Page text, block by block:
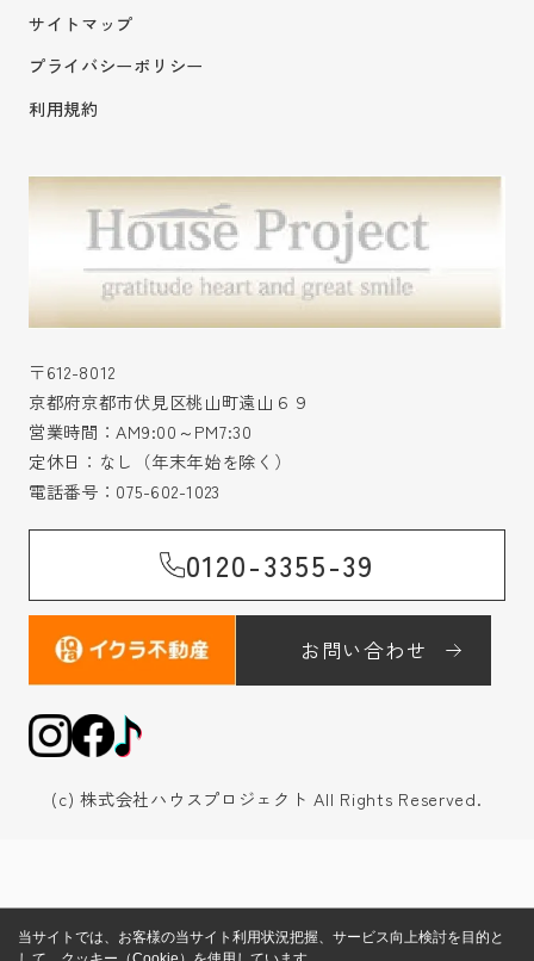
サイトマップ
プライバシーポリシー
利用規約
〒612-8012
京都府京都市伏見区桃山町遠山６９
営業時間：AM9:00～PM7:30
定休日：なし（年末年始を除く）
電話番号： 075-602-1023
0120-3355-39
お問い合わせ
(c) 株式会社ハウスプロジェクト All Rights Reserved.
当サイトでは、お客様の当サイト利用状況把握、サービス向上検討を目的と